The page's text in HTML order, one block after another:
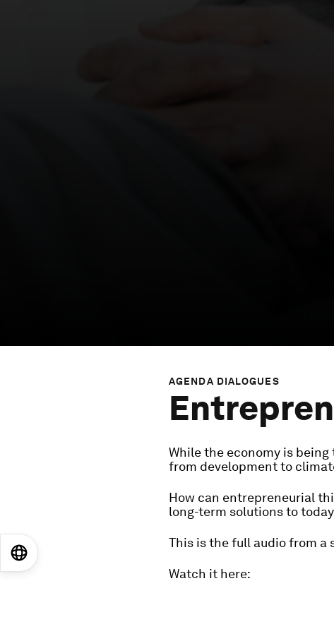
AGENDA DIALOGUES
While the economy is
from development to
How can entrepreneurial
long-term solutions to
This is the full audio from a
Watch it here: